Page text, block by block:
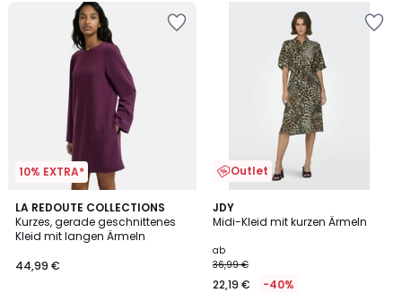
10% EXTRA*
LA REDOUTE COLLECTIONS
Kurzes, gerade geschnittenes
Kleid mit langen Ärmeln
44,99 €
2
Farben
Outlet
JDY
Midi-Kleid mit kurzen Ärmeln
ab
36,99 €
22,19 € -40%
3,8
/ 5
2
Farben